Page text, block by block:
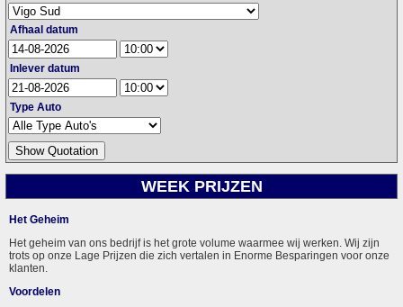
Afhaal datum
Inlever datum
Type Auto
WEEK PRIJZEN
Het Geheim
Het geheim van ons bedrijf is het grote volume waarmee wij werken. Wij zijn
trots op onze Lage Prijzen die zich vertalen in Enorme Besparingen voor onze
klanten.
Voordelen